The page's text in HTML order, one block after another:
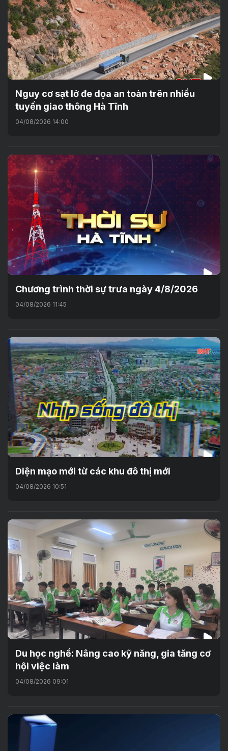
Nguy cơ sạt lở đe dọa an toàn trên nhiều
tuyến giao thông Hà Tĩnh
04/08/2026 14:00
Chương trình thời sự trưa ngày 4/8/2026
04/08/2026 11:45
Diện mạo mới từ các khu đô thị mới
04/08/2026 10:51
Du học nghề: Nâng cao kỹ năng, gia tăng cơ
hội việc làm
04/08/2026 09:01